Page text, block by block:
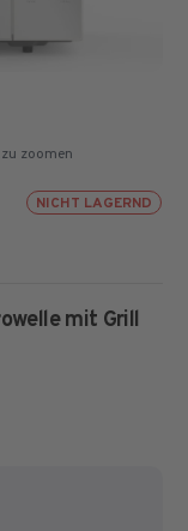
zoomen
NICHT LAGERND
mit Grill